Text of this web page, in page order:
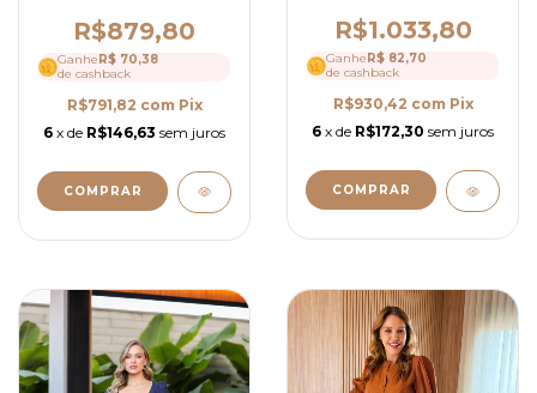
Gola Alta, Cinto e Saia
Mídi Elegante - Ref
4300
R$879,80
GanheR$ 70,38
de cashback
R$791,82 com Pix
6 x de R$146,63 sem juros
COMPRAR
Detalhes em Renda
Chantilly - Ref 4296
R$1.033,80
Ganhe R$ 82,70
de cashback
R$930,42 com Pix
6 x de R$172,30 sem juros
COMPRAR